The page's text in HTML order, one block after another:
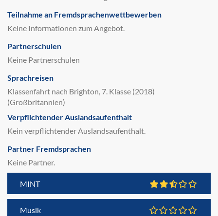
Teilnahme an Fremdsprachenwettbewerben
Keine Informationen zum Angebot.
Partnerschulen
Keine Partnerschulen
Sprachreisen
Klassenfahrt nach Brighton, 7. Klasse (2018)
(Großbritannien)
Verpflichtender Auslandsaufenthalt
Kein verpflichtender Auslandsaufenthalt.
Partner Fremdsprachen
Keine Partner.
MINT
Musik